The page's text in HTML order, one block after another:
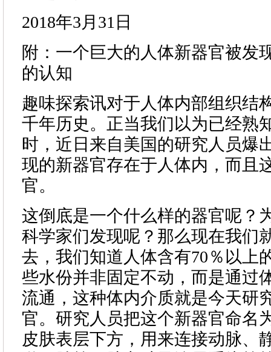
2018年3月31日
附：一个巨大的人体新器官被发
的认知
趣味探索讯对于人体内部组织结
千年历史。正当我们以为已经熟
时，近日来自美国的研究人员爆
现的新器官存在于人体内，而且
官。
这倒底是一个什么样的器官呢？
科学家们发现呢？那么现在我们
去，我们知道人体含有70％以上
些水份并非固定不动，而是通过
流通，这种体内介质就是今天研
官。研究人员把这个新器官命名
皮肤表层下方，用来连接动脉、